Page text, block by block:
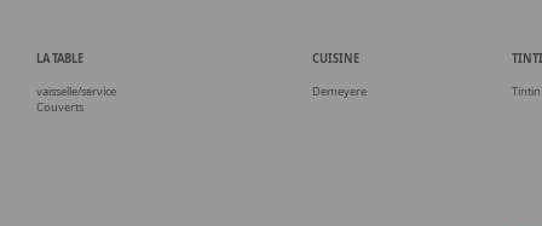
LA TABLE
vaisselle/service
Couverts
CUISINE
Demeyere Tintin